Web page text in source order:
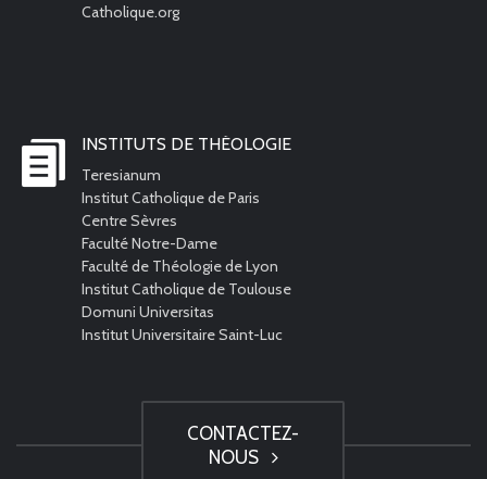
Catholique.org
INSTITUTS DE THÉOLOGIE
Teresianum
Institut Catholique de Paris
Centre Sèvres
Faculté Notre-Dame
Faculté de Théologie de Lyon
Institut Catholique de Toulouse
Domuni Universitas
Institut Universitaire Saint-Luc
CONTACTEZ-
NOUS